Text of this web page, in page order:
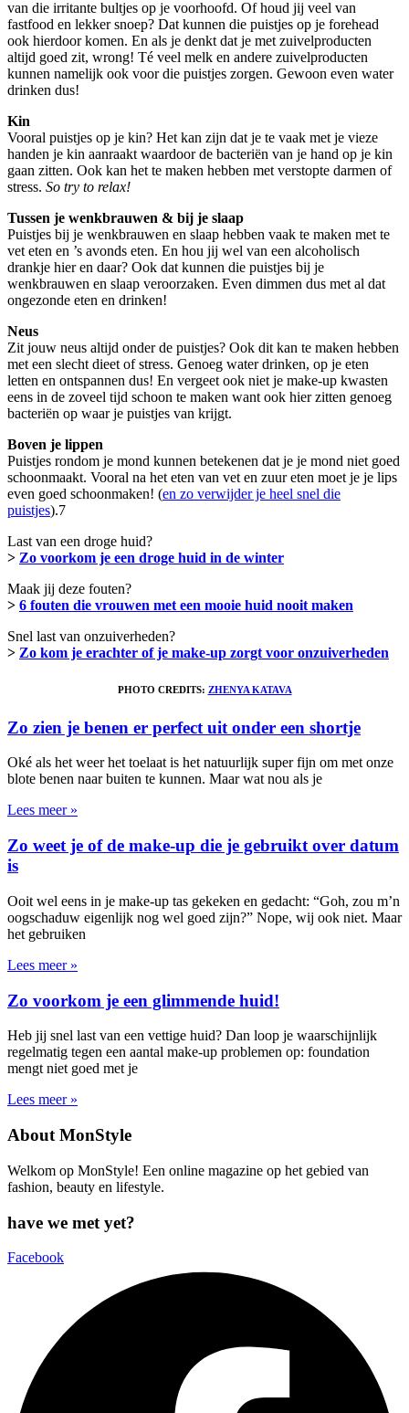
van die irritante bultjes op je voorhoofd. Of houd jij veel van
fastfood en lekker snoep? Dat kunnen die puistjes op je forehead
ook hierdoor komen. En als je denkt dat je met zuivelproducten
altijd goed zit, wrong! Té veel melk en andere zuivelproducten
kunnen namelijk ook voor die puistjes zorgen. Gewoon even water
drinken dus!
Kin
Vooral puistjes op je kin? Het kan zijn dat je te vaak met je vieze
handen je kin aanraakt waardoor de bacteriën van je hand op je kin
gaan zitten. Ook kan het te maken hebben met verstopte darmen of
stress. So try to relax!
Tussen je wenkbrauwen & bij je slaap
Puistjes bij je wenkbrauwen en slaap hebben vaak te maken met te
vet eten en ’s avonds eten. En hou jij wel van een alcoholisch
drankje hier en daar? Ook dat kunnen die puistjes bij je
wenkbrauwen en slaap veroorzaken. Even dimmen dus met al dat
ongezonde eten en drinken!
Neus
Zit jouw neus altijd onder de puistjes? Ook dit kan te maken hebben
met een slecht dieet of stress. Genoeg water drinken, op je eten
letten en ontspannen dus! En vergeet ook niet je make-up kwasten
eens in de zoveel tijd schoon te maken want ook hier zitten genoeg
bacteriën op waar je puistjes van krijgt.
Boven je lippen
Puistjes rondom je mond kunnen betekenen dat je je mond niet goed
schoonmaakt. Vooral na het eten van vet en zuur eten moet je je lips
even goed schoonmaken! (en zo verwijder je heel snel die
puistjes).7
Last van een droge huid?
> Zo voorkom je een droge huid in de winter
Maak jij deze fouten?
> 6 fouten die vrouwen met een mooie huid nooit maken
Snel last van onzuiverheden?
> Zo kom je erachter of je make-up zorgt voor onzuiverheden
PHOTO CREDITS: ZHENYA KATAVA
Zo zien je benen er perfect uit onder een shortje
Oké als het weer het toelaat is het natuurlijk super fijn om met onze
blote benen naar buiten te kunnen. Maar wat nou als je
Lees meer »
Zo weet je of de make-up die je gebruikt over datum
is
Ooit wel eens in je make-up tas gekeken en gedacht: “Goh, zou m’n
oogschaduw eigenlijk nog wel goed zijn?” Nope, wij ook niet. Maar
het gebruiken
Lees meer »
Zo voorkom je een glimmende huid!
Heb jij snel last van een vettige huid? Dan loop je waarschijnlijk
regelmatig tegen een aantal make-up problemen op: foundation
mengt niet goed met je
Lees meer »
About MonStyle
Welkom op MonStyle! Een online magazine op het gebied van
fashion, beauty en lifestyle.
have we met yet?
Facebook